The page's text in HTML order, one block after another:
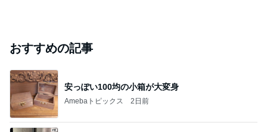
おすすめの記事
安っぽい100均の小箱が大変身
Amebaトピックス 2日前